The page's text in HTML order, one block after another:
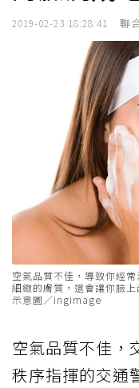
2019-02-23 18:28:41 聯
空氣品質不佳，導致你經
細緻的膚質，還會讓你臉
示意圖／ingimage
空氣品質不佳，
秩序指揮的交通